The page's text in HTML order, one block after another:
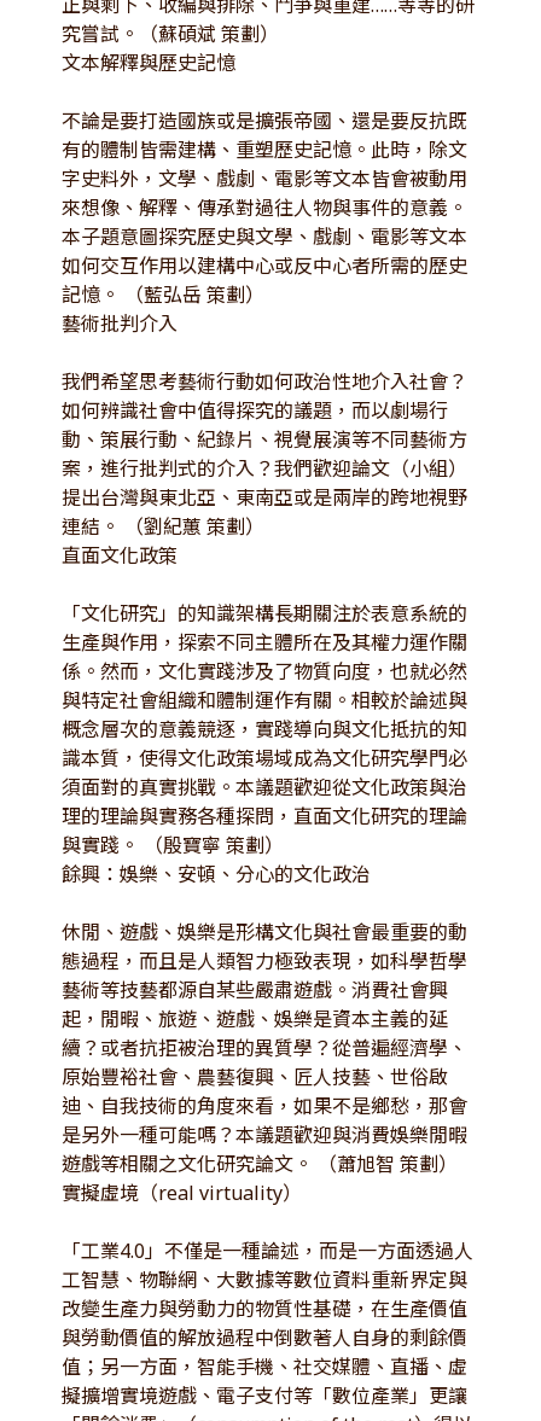
究嘗試。（蘇碩斌 策劃）
文本解釋與歷史記憶
不論是要打造國族或是擴張帝國、還是要反抗既
有的體制皆需建構、重塑歷史記憶。此時，除文
字史料外，文學、戲劇、電影等文本皆會被動用
來想像、解釋、傳承對過往人物與事件的意義。
本子題意圖探究歷史與文學、戲劇、電影等文本
如何交互作用以建構中心或反中心者所需的歷史
記憶。 （藍弘岳 策劃）
藝術批判介入
我們希望思考藝術行動如何政治性地介入社會？
如何辨識社會中值得探究的議題，而以劇場行
動、策展行動、紀錄片、視覺展演等不同藝術方
案，進行批判式的介入？我們歡迎論文（小組）
提出台灣與東北亞、東南亞或是兩岸的跨地視野
連結。 （劉紀蕙 策劃）
直面文化政策
「文化研究」的知識架構長期關注於表意系統的
生產與作用，探索不同主體所在及其權力運作關
係。然而，文化實踐涉及了物質向度，也就必然
與特定社會組織和體制運作有關。相較於論述與
概念層次的意義競逐，實踐導向與文化抵抗的知
識本質，使得文化政策場域成為文化研究學門必
須面對的真實挑戰。本議題歡迎從文化政策與治
理的理論與實務各種探問，直面文化研究的理論
與實踐。 （殷寶寧 策劃）
餘興：娛樂、安頓、分心的文化政治
休閒、遊戲、娛樂是形構文化與社會最重要的動
態過程，而且是人類智力極致表現，如科學哲學
藝術等技藝都源自某些嚴肅遊戲。消費社會興
起，閒暇、旅遊、遊戲、娛樂是資本主義的延
續？或者抗拒被治理的異質學？從普遍經濟學、
原始豐裕社會、農藝復興、匠人技藝、世俗啟
迪、自我技術的角度來看，如果不是鄉愁，那會
是另外一種可能嗎？本議題歡迎與消費娛樂閒暇
遊戲等相關之文化研究論文。 （蕭旭智 策劃）
實擬虛境（real virtuality）
「工業4.0」不僅是一種論述，而是一方面透過人
工智慧、物聯網、大數據等數位資料重新界定與
改變生產力與勞動力的物質性基礎，在生產價值
與勞動價值的解放過程中倒數著人自身的剩餘價
值；另一方面，智能手機、社交媒體、直播、虛
擬擴增實境遊戲、電子支付等「數位產業」更讓